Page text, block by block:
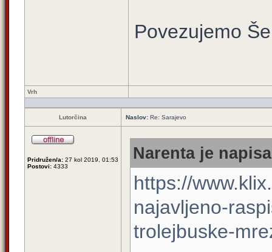
Povezujemo
Vrh
Lutorčina Naslov: Re: Sarajevo
Pridružen/a: 27 kol 2019, 01:53
Postovi: 4333
Narenta je
https://
najavljeno-
trolejbuske-